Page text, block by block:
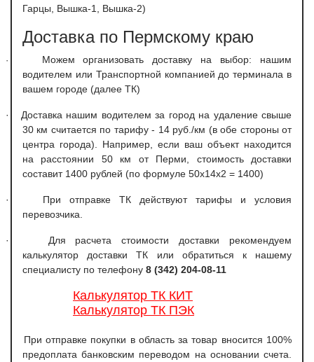
Гарцы, Вышка-1, Вышка-2)
Доставка по Пермскому краю
·
Можем организовать доставку на выбор: нашим
водителем или Транспортной компанией до терминала в
вашем городе (далее ТК)
·
Доставка нашим водителем за город на удаление свыше
30 км считается по тарифу - 14 руб./км (в обе стороны от
центра города). Например, если ваш объект находится
на расстоянии 50 км от Перми, стоимость доставки
составит 1400 рублей (по формуле 50х14х2 = 1400)
·
При отправке ТК действуют тарифы и условия
перевозчика.
·
Для расчета стоимости доставки рекомендуем
калькулятор доставки ТК или обратиться к нашему
специалисту по телефону 8 (342) 204-08-11
Калькулятор ТК КИТ
Калькулятор ТК ПЭК
При отправке покупки в область за товар вносится 100%
предоплата банковским переводом на основании счета.